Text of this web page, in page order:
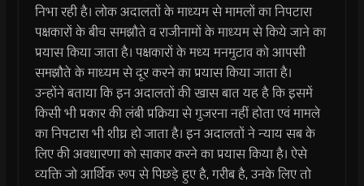
निभा रही है। लोक अदालतों के माध्यम से मामलों का निपटारा
पक्षकारों के बीच समझौते व राजीनामों के माध्यम से किये जाने का
प्रयास किया जाता है। पक्षकारों के मध्य मनमुटाव को आपसी
समझौते के माध्यम से दूर करने का प्रयास किया जाता है।
उन्होंने बताया कि इन अदालतों की खास बात यह है कि इसमें
किसी भी प्रकार की लंबी प्रक्रिया से गुजरना नहीं होता एवं मामले
का निपटारा भी शीघ्र हो जाता है। इन अदालतों ने न्याय सब के
लिए की अवधारणा को साकार करने का प्रयास किया है। ऐसे
व्यक्ति जो आर्थिक रूप से पिछड़े हुए है, गरीब है, उनके लिए तो